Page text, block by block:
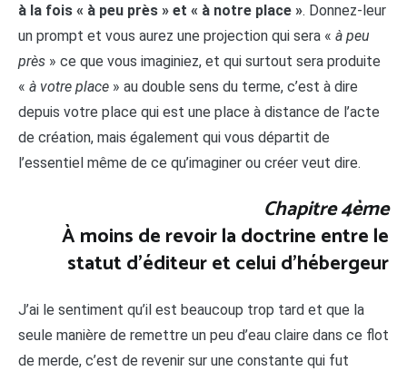
à la fois « à peu près » et « à notre place ». Donnez-leur
un prompt et vous aurez une projection qui sera « à peu
près » ce que vous imaginiez, et qui surtout sera produite
« à votre place » au double sens du terme, c’est à dire
depuis votre place qui est une place à distance de l’acte
de création, mais également qui vous départit de
l’essentiel même de ce qu’imaginer ou créer veut dire.
Chapitre 4ème
À moins de revoir la doctrine entre le
statut d’éditeur et celui d’hébergeur
J’ai le sentiment qu’il est beaucoup trop tard et que la
seule manière de remettre un peu d’eau claire dans ce flot
de merde, c’est de revenir sur une constante qui fut